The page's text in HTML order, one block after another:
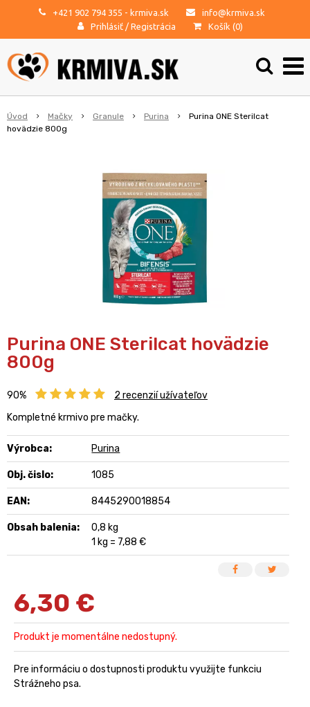
+421 902 794 355 - krmiva.sk
info@krmiva.sk
Prihlásiť / Registrácia Košík (0)
Úvod Mačky Granule Purina
Purina ONE Sterilcat
hovädzie 800g
Purina ONE Sterilcat hovädzie
800g
90% 2 recenzií užívateľov
Kompletné krmivo pre mačky.
Výrobca: Purina
Obj. čislo: 1085
EAN: 8445290018854
Obsah balenia:
0,8 kg
1 kg = 7,88 €
6,30 €
Produkt je momentálne nedostupný.
Pre informáciu o dostupnosti produktu využijte funkciu
Strážneho psa.